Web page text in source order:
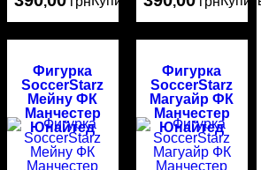
Фигурка
SoccerStarz
Мейну ФК
Манчестер
Юнайтед
Фигурка
SoccerStarz
Магуайр ФК
Манчестер
Юнайтед